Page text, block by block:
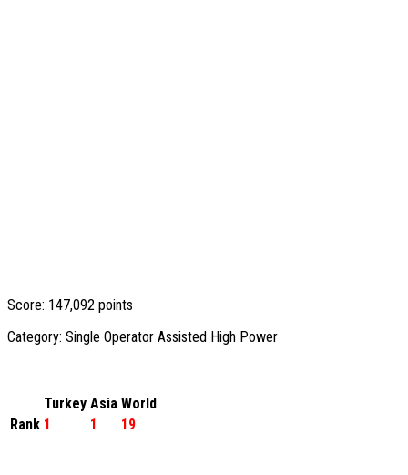
Score: 147,092 points
Category: Single Operator Assisted High Power
Turkey Asia World
Rank 1 1 19